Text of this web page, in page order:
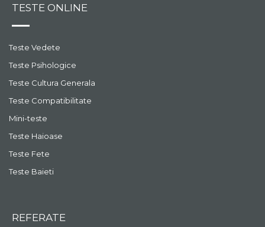
TESTE ONLINE
Teste Vedete
Teste Psihologice
Teste Cultura Generala
Teste Compatibilitate
Mini-teste
Teste Haioase
Teste Fete
Teste Baieti
REFERATE